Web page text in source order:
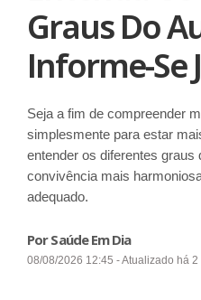
Graus Do
Informe-Se
Seja a fim de compreender
simplesmente para estar
entender os diferentes
convivência mais
adequado.
Por Saúde Em Dia
08/08/2026 12:45 - Atualizado há 2